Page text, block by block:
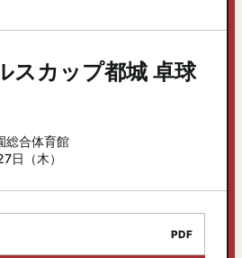
スカップ都城 卓球
総合体育館
日（木）
PDF